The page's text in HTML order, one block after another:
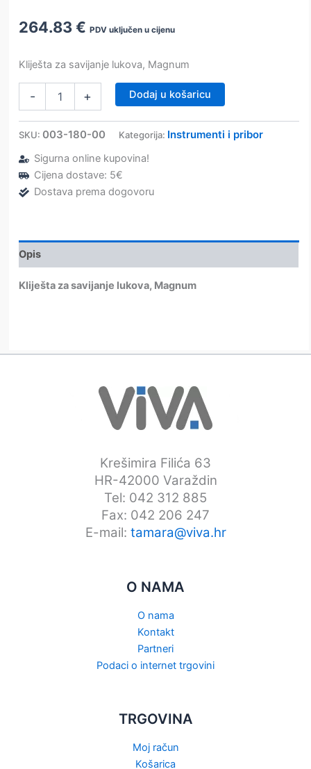
264.83€ PDV uključen u cijenu
Kliješta za savijanje lukova, Magnum
-
lukova,
“Premium
line”
Dentaurum
+ Dodaj u košaricu
SKU: 003-180-00 Kategorija: Instrumenti i pribor
Sigurna online kupovina!
Cijena dostave: 5€
Dostava prema dogovoru
Opis
Kliješta za savijanje lukova, Magnum
Krešimira Filića 63
HR-42000 Varaždin
Tel: 042 312 885
Fax: 042 206 247
E-mail: tamara@viva.hr
O NAMA
O nama
Kontakt
Partneri
Podaci o internet trgovini
TRGOVINA
Moj račun
Košarica